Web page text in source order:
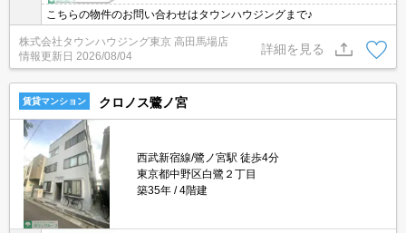
こちらの物件のお問い合わせはタウンハウジングまで♪
株式会社タウンハウジング東京 高田馬場店
情報更新日 2026/08/04
詳細を見る
賃貸マンション クロノス鷺ノ宮
西武新宿線/鷺ノ宮駅 徒歩4分
東京都中野区白鷺２丁目
築35年
4階建